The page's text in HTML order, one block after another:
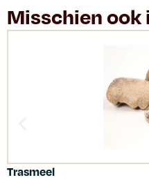
Misschien
Trasmeel